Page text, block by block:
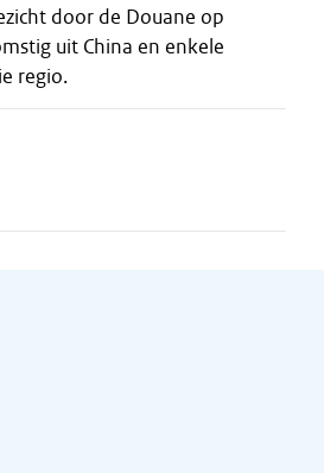
door de Douane op
uit China en enkele
regio.